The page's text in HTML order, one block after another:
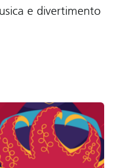
e divertimento